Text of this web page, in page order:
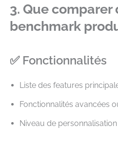
3. Que comparer
benchmark
✅ Fonctionnalités
Liste des features
Fonctionnalités avancées
Niveau de personnalisation